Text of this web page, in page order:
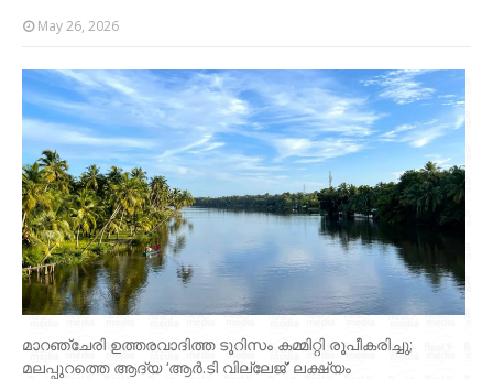
May 26, 2026
മാറഞ്ചേരി ഉത്തരവാദിത്ത ടൂറിസം കമ്മിറ്റി രൂപീകരിച്ചു;
മലപ്പുറത്തെ ആദ്യ ‘ആർ.ടി വില്ലേജ്’ ലക്ഷ്യം